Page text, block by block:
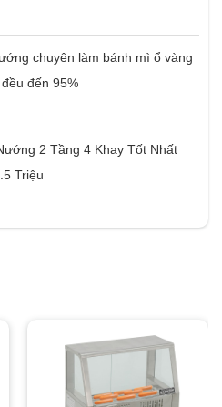
chuyên làm bánh mì ổ vàng
đến 95%
2 Tầng 4 Khay Tốt Nhất
Triệu